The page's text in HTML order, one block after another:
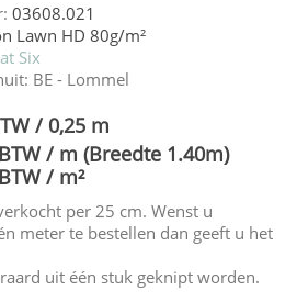
03608.021
Lawn HD 80g/m²
Six
BE - Lommel
/ 0,25 m
/ m (Breedte 1.40m)
/ m²
per 25 cm. Wenst u
meter te bestellen dan geeft u het
uit één stuk geknipt worden.